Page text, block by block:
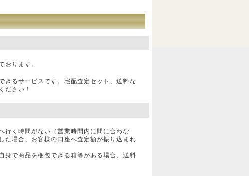
おります。
きるサービスです。宅配査定セット、送料な
ださい！
行く時間がない（営業時間内に間に合わな
た場合、お客様の口座へ査定額が振り込まれ
身で商品を梱包できる箱等がある場合、送料